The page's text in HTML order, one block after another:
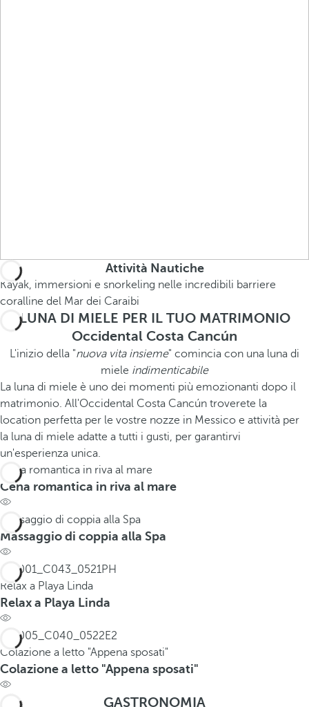
Attività Nautiche
Kayak, immersioni e snorkeling nelle incredibili barriere
coralline del Mar dei Caraibi
LUNA DI MIELE PER IL TUO MATRIMONIO
Occidental Costa Cancún
L'inizio della "nuova vita insieme" comincia con una luna di
miele indimenticabile
La luna di miele è uno dei momenti più emozionanti dopo il
matrimonio. All'Occidental Costa Cancún troverete la
location perfetta per le vostre nozze in Messico e attività per
la luna di miele adatte a tutti i gusti, per garantirvi
un'esperienza unica.
Cena romantica in riva al mare
Cena romantica in riva al mare
Massaggio di coppia alla Spa
Massaggio di coppia alla Spa
Relax a Playa Linda
Relax a Playa Linda
Colazione a letto "Appena sposati"
Colazione a letto "Appena sposati"
GASTRONOMIA